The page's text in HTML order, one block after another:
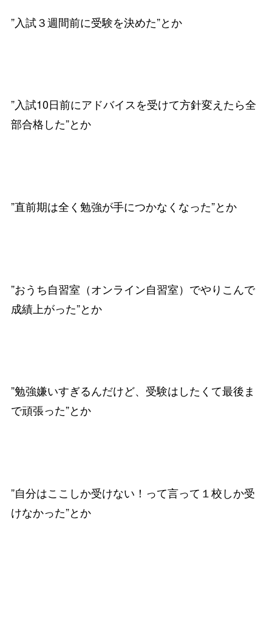
”入試３週間前に受験を決めた”とか
”入試10日前にアドバイスを受けて方針変えたら全
部合格した”とか
”直前期は全く勉強が手につかなくなった”とか
”おうち自習室（オンライン自習室）でやりこんで
成績上がった”とか
”勉強嫌いすぎるんだけど、受験はしたくて最後ま
で頑張った”とか
”自分はここしか受けない！って言って１校しか受
けなかった”とか